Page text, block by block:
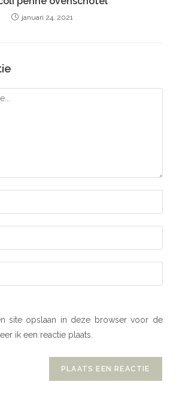
januari 24, 2021
site opslaan in deze browser voor de
ik een reactie plaats.